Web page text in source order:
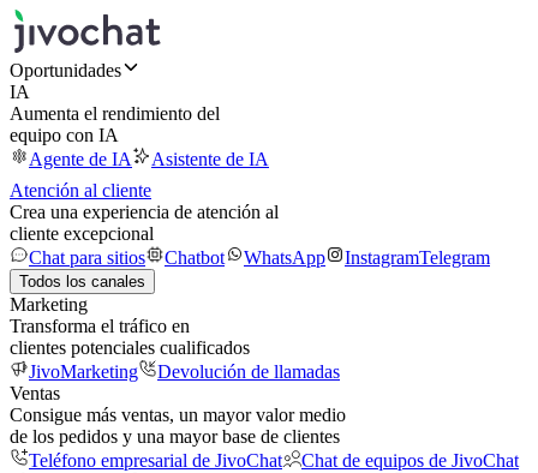
Oportunidades
IA
Aumenta el rendimiento del
equipo con IA
Agente de IA
Asistente de IA
Atención al cliente
Crea una experiencia de atención al
cliente excepcional
Chat para sitios
Chatbot WhatsApp InstagramTelegram
Todos los canales
Marketing
Transforma el tráfico en
clientes potenciales cualificados
JivoMarketing
Devolución de llamadas
Ventas
Consigue más ventas, un mayor valor medio
de los pedidos y una mayor base de clientes
Teléfono empresarial de JivoChat
Chat de equipos de JivoChat